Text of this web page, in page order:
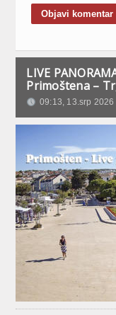
LIVE
Primoštena –
09:13, 13.srp 2026